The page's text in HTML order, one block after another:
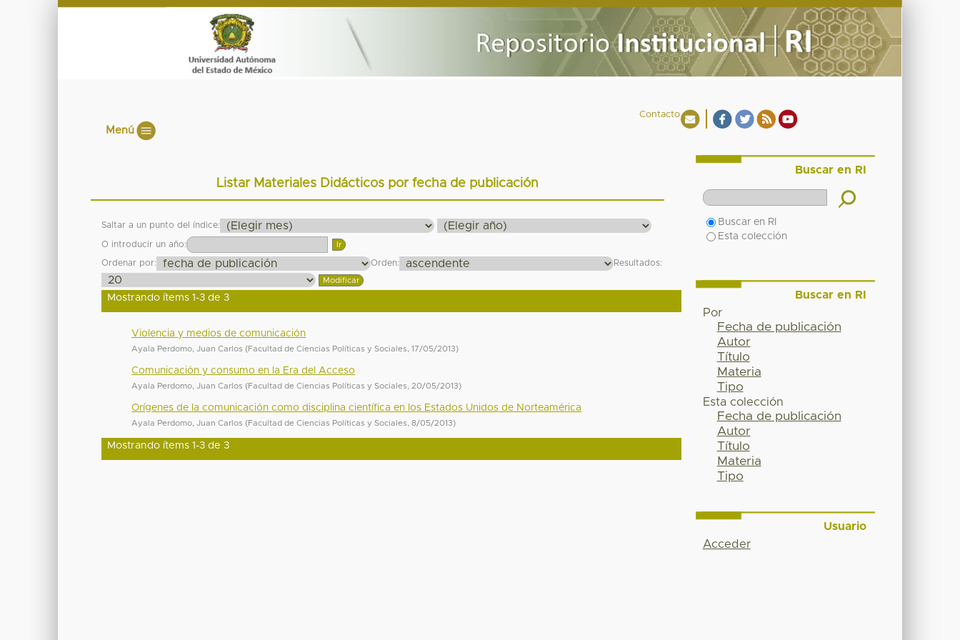
Contacto
Menú
Listar Materiales Didácticos por fecha de publicación
Saltar a un punto del índice:
O introducir un año:
Ordenar por: Orden: Resultados:
Mostrando ítems 1-3 de 3
Violencia y medios de comunicación
Ayala Perdomo, Juan Carlos (Facultad de Ciencias Políticas y Sociales ,17/05/2013)
Comunicación y consumo en la Era del Acceso
Ayala Perdomo, Juan Carlos (Facultad de Ciencias Políticas y Sociales 20/05/2013)
Orígenes de la comunicación como disciplina científica en los Estados Unidos de Norteamérica
Ayala Perdomo, Juan Carlos (Facultad de Ciencias Políticas y Sociales ,8/05/2013)
Mostrando ítems 1-3 de 3
Buscar en RI
Buscar en RI
Esta colección
Buscar en RI
Por
Fecha de publicación
Autor
Título
Materia
Tipo
Esta colección
Fecha de publicación
Autor
Título
Materia
Tipo
Usuario
Acceder